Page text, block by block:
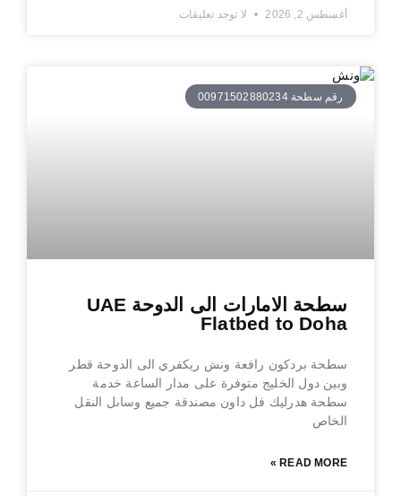
أغسطس 2, 2026 لا توجد تعليقات
رقم سطحة 00971502880234
سطحة الامارات الى الدوحة UAE
Flatbed to Doha
سطحة بردكون رافعة ونش ريكفري الى الدوحة قطر
وبين دول الخليج متوفرة على مدار الساعة خدمة
سطحة هدرليك فل داون مصندقة جميع وساىل النقل
الخاص
READ MORE »